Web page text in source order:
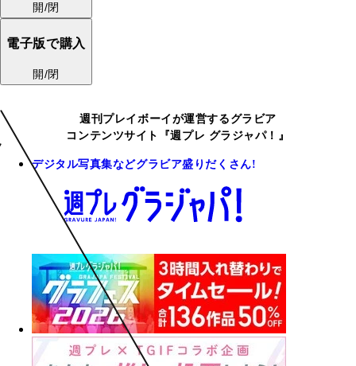
開/閉
電子版で購入
開/閉
週刊プレイボーイが運営するグラビア
コンテンツサイト『週プレ グラジャパ！』
デジタル写真集などグラビア盛りだくさん!